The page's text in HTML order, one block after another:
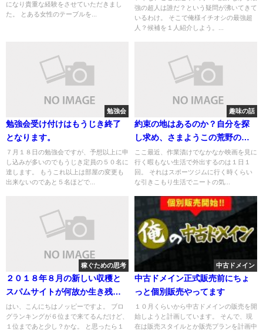
になり貴重な経験をさせていただきまし
た。 とある女性のテーブルを...
強の超人は誰だ？という疑問が沸いてきて
いるわけ。 そこで俺様イチオシの最強超
人？候補を１人紹介しよう。...
勉強会
勉強会受け付けはもうじき終了
となります。
７月１８日の勉強会ですが、予想以上に申
し込みが多いのでもうじき定員の５０名に
達します。 もうこれ以上は部屋の変更も
出来ないのであと５名ほどで...
趣味の話
約束の地はあるのか？自分を探
し求め、さまようこの荒野の果
てに
ここ最近、作業漬けでなかなか映画を見に
行く暇もない生活で外出するのは１日１
回。 それはスポーツジムに行く時くらい
な引きこもり生活でニートの気...
稼ぐための思考
２０１８年８月の新しい収穫と
スパムサイトが何故か生き残っ
たコンボイ並の謎
はい、こんにちはノッピーですよ。 ブロ
グランキングが６位まで来てるんだけど、
１位まであと少し？かな。 と思ったら１
中古ドメイン
中古ドメイン正式販売前にちょ
っと個別販売やってます
１０月くらいから中古ドメインの販売を開
始しようと計画しています。 そんで、現
在は販売スタイルとか販売プランを計画中